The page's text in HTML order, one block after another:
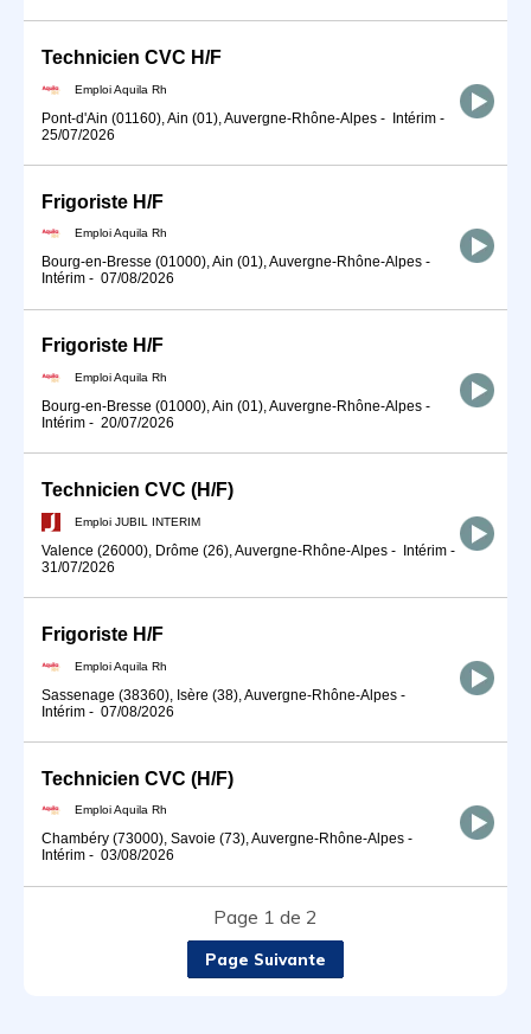
Technicien CVC H/F
Emploi Aquila Rh
Pont-d'Ain (01160), Ain (01), Auvergne-Rhône-Alpes - Intérim -
25/07/2026
Frigoriste H/F
Emploi Aquila Rh
Bourg-en-Bresse (01000), Ain (01), Auvergne-Rhône-Alpes -
Intérim - 07/08/2026
Frigoriste H/F
Emploi Aquila Rh
Bourg-en-Bresse (01000), Ain (01), Auvergne-Rhône-Alpes -
Intérim - 20/07/2026
Technicien CVC (H/F)
Emploi JUBIL INTERIM
Valence (26000), Drôme (26), Auvergne-Rhône-Alpes - Intérim -
31/07/2026
Frigoriste H/F
Emploi Aquila Rh
Sassenage (38360), Isère (38), Auvergne-Rhône-Alpes -
Intérim - 07/08/2026
Technicien CVC (H/F)
Emploi Aquila Rh
Chambéry (73000), Savoie (73), Auvergne-Rhône-Alpes -
Intérim - 03/08/2026
Page 1 de 2
Page Suivante